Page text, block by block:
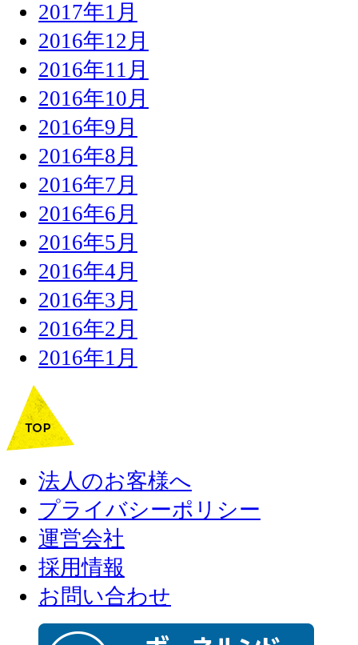
2017年1月
2016年12月
2016年11月
2016年10月
2016年9月
2016年8月
2016年7月
2016年6月
2016年5月
2016年4月
2016年3月
2016年2月
2016年1月
法人のお客様へ
プライバシーポリシー
運営会社
採用情報
お問い合わせ